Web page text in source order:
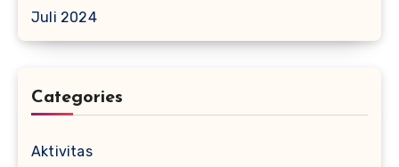
Juli 2024
Categories
Aktivitas